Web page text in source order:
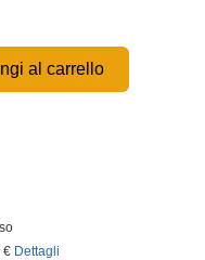
al carrello
€ Dettagli